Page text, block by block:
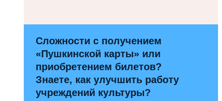
Сложности с получением
«Пушкинской карты» или
приобретением билетов?
Знаете, как улучшить работу
учреждений культуры?